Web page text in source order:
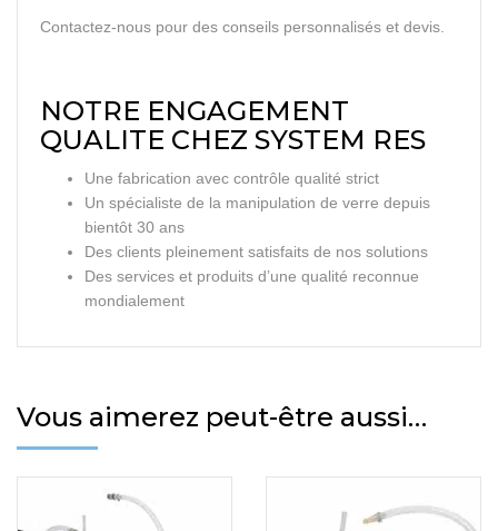
Contactez-nous pour des conseils personnalisés et devis.
NOTRE ENGAGEMENT
QUALITE CHEZ SYSTEM RES
Une fabrication avec contrôle qualité strict
Un spécialiste de la manipulation de verre depuis
bientôt 30 ans
Des clients pleinement satisfaits de nos solutions
Des services et produits d’une qualité reconnue
mondialement
Vous aimerez peut-être aussi…